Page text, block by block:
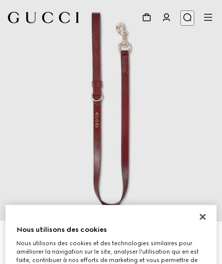
Laisse taille S/M
€ 260
Déclinaisons cuir rouge Rosso Ancora
Nous utilisons des cookies
Nous utilisons des cookies et des technologies similaires pour
améliorer la navigation sur le site, analyser l'utilisation qui en est
faite, contribuer à nos efforts de marketing et vous permettre de